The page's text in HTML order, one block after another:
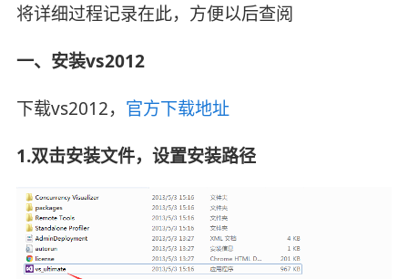
将详细过程记录在此，方便以后查阅
一、安装vs2012
下载vs2012， 官方下载地址
1.双击安装文件，设置安装路径